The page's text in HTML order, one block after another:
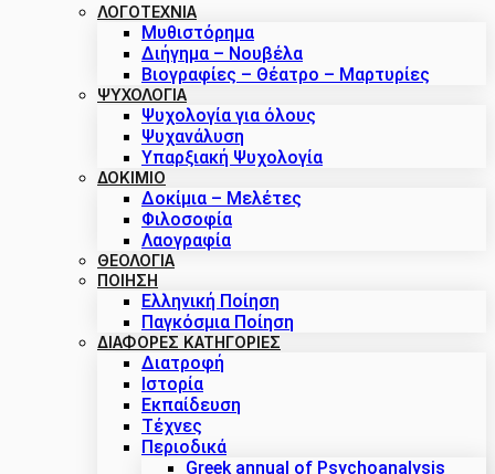
ΛΟΓΟΤΕΧΝΙΑ
Μυθιστόρημα
Διήγημα – Νουβέλα
Βιογραφίες – Θέατρο – Μαρτυρίες
ΨΥΧΟΛΟΓΙΑ
Ψυχολογία για όλους
Ψυχανάλυση
Υπαρξιακή Ψυχολογία
ΔΟΚΊΜΙΟ
Δοκίμια – Μελέτες
Φιλοσοφία
Λαογραφία
ΘΕΟΛΟΓΙΑ
ΠΟΙΗΣΗ
Ελληνική Ποίηση
Παγκόσμια Ποίηση
ΔΙΑΦΟΡΕΣ ΚΑΤΗΓΟΡΙΕΣ
Διατροφή
Ιστορία
Εκπαίδευση
Τέχνες
Περιοδικά
Greek annual of Psychoanalysis